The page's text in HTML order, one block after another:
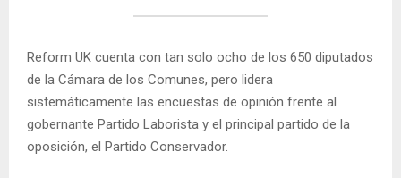
Reform UK cuenta con tan solo ocho de los 650 diputados
de la Cámara de los Comunes, pero lidera
sistemáticamente las encuestas de opinión frente al
gobernante Partido Laborista y el principal partido de la
oposición, el Partido Conservador.